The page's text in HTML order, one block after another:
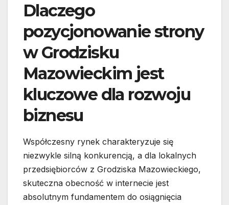
Dlaczego
pozycjonowanie strony
w Grodzisku
Mazowieckim jest
kluczowe dla rozwoju
biznesu
Współczesny rynek charakteryzuje się
niezwykle silną konkurencją, a dla lokalnych
przedsiębiorców z Grodziska Mazowieckiego,
skuteczna obecność w internecie jest
absolutnym fundamentem do osiągnięcia